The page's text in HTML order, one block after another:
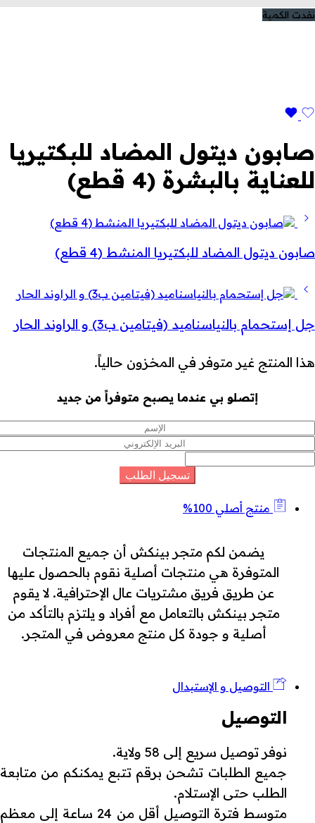
نفدت الكمية
صابون ديتول المضاد للبكتيريا
للعناية بالبشرة (4 قطع)
صابون ديتول المضاد للبكتيريا المنشط (4 قطع)
جل إستحمام بالنياسناميد (فيتامين ب3) و الراوند الحار
هذا المنتج غير متوفر في المخزون حالياً.
إتصلو بي عندما يصبح متوفراً من جديد
منتج أصلي 100%
يضمن لكم متجر بينكش أن جميع المنتجات
المتوفرة هي منتجات أصلية نقوم بالحصول عليها
عن طريق فريق مشتريات عال الإحترافية. لا يقوم
متجر بينكش بالتعامل مع أفراد و يلتزم بالتأكد من
أصلية و جودة كل منتج معروض في المتجر.
التوصيل و الإستبدال
التوصيل
نوفر توصيل سريع إلى 58 ولاية.
جميع الطلبات تشحن برقم تتبع يمكنكم من متابعة
الطلب حتى الإستلام.
متوسط فترة التوصيل أقل من 24 ساعة إلى معظم